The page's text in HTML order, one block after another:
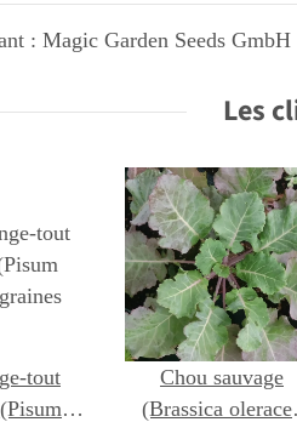
: Magic Garden Seeds
Les
tout
Chou sauvage
(Brassica oleracea